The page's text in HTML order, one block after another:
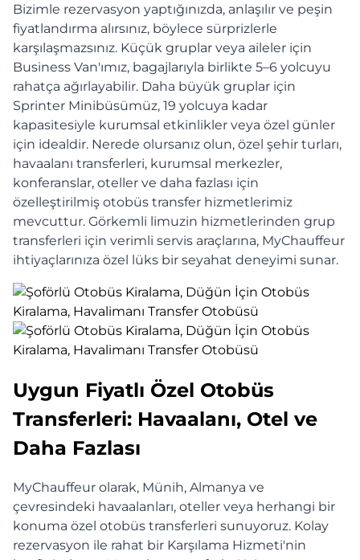
Bizimle rezervasyon yaptığınızda, anlaşılır ve peşin
fiyatlandırma alırsınız, böylece sürprizlerle
karşılaşmazsınız. Küçük gruplar veya aileler için
Business Van'ımız, bagajlarıyla birlikte 5–6 yolcuyu
rahatça ağırlayabilir. Daha büyük gruplar için
Sprinter Minibüsümüz, 19 yolcuya kadar
kapasitesiyle kurumsal etkinlikler veya özel günler
için idealdir. Nerede olursanız olun, özel şehir turları,
havaalanı transferleri, kurumsal merkezler,
konferanslar, oteller ve daha fazlası için
özelleştirilmiş otobüs transfer hizmetlerimiz
mevcuttur. Görkemli limuzin hizmetlerinden grup
transferleri için verimli servis araçlarına, MyChauffeur
ihtiyaçlarınıza özel lüks bir seyahat deneyimi sunar.
Uygun Fiyatlı Özel Otobüs
Transferleri: Havaalanı, Otel ve
Daha Fazlası
MyChauffeur olarak, Münih, Almanya ve
çevresindeki havaalanları, oteller veya herhangi bir
konuma özel otobüs transferleri sunuyoruz. Kolay
rezervasyon ile rahat bir Karşılama Hizmeti'nin